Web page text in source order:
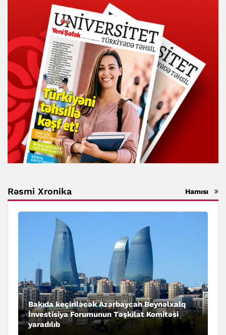
Rəsmi Xronika Hamısı
Bakıda keçiriləcək Azərbaycan Beynəlxalq
İnvestisiya Forumunun Təşkilat Komitəsi
yaradılıb